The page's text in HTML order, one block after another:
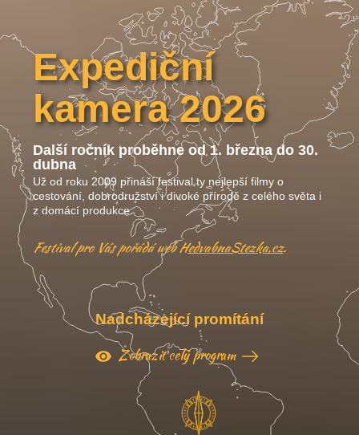
Expediční
kamera 2026
Další ročník proběhne od 1. března do 30.
dubna
Už od roku 2009 přináší festival ty nejlepší filmy o
cestování, dobrodružství i divoké přírodě z celého světa i
z domácí produkce.
Festival pro Vás pořádá webHedvabnaStezka.cz.
Nadcházející promítání
Zobrazit celý program